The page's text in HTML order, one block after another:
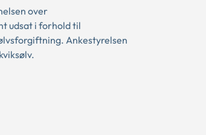
over
udsat i forhold til
Ankestyrelsen